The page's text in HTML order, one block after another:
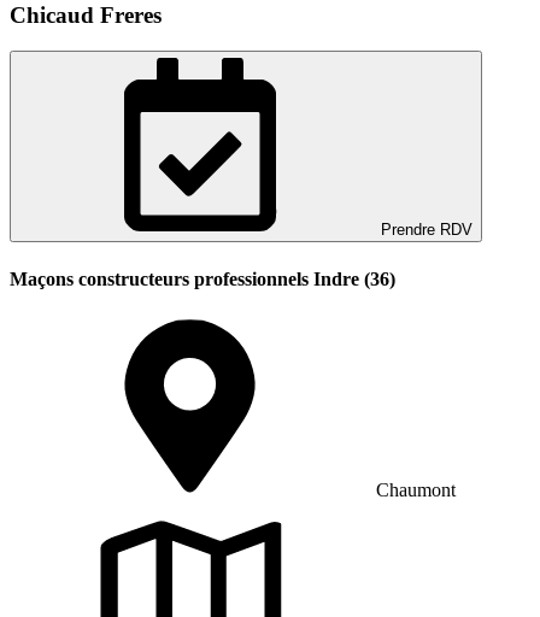
Chicaud Freres
Prendre RDV
Maçons constructeurs professionnels Indre (36)
Chaumont